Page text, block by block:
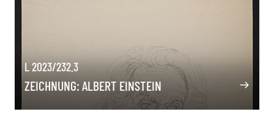
L 2023/232.3
ZEICHNUNG: ALBERT EINSTEIN